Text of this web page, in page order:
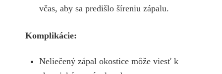
včas, aby sa predišlo šíreniu zápalu.
Komplikácie:
Neliečený zápal okostice môže viesť k